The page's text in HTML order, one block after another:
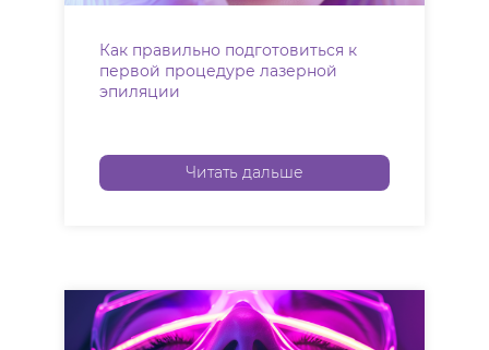
Как правильно подготовиться к
первой процедуре лазерной
эпиляции
Читать дальше